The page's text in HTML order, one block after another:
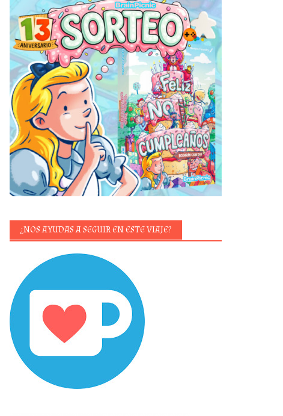
¿NOS AYUDAS A SEGUIR EN ESTE VIAJE?